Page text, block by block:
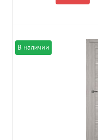
В наличии